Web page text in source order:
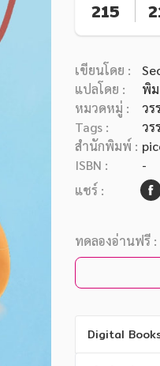
215
เขียนโดย :
แปลโดย :
พิ
หมวดหมู่ :
วร
Tags :
วร
สำนักพิมพ์ :
ISBN :
-
แชร์ :
ทดลองอ่านฟรี :
Digital